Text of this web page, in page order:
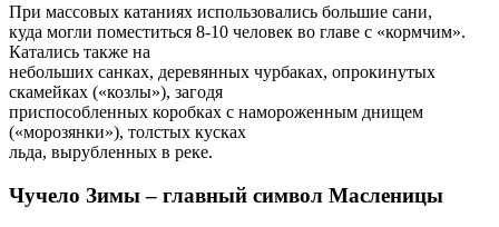
При массовых катаниях использовались большие сани,
куда могли поместиться 8-10 человек во главе с «кормчим».
Катались также на
небольших санках, деревянных чурбаках, опрокинутых
скамейках («козлы»), загодя
приспособленных коробках с намороженным днищем
(«морозянки»), толстых кусках
льда, вырубленных в реке.
Чучело Зимы – главный символ Масленицы